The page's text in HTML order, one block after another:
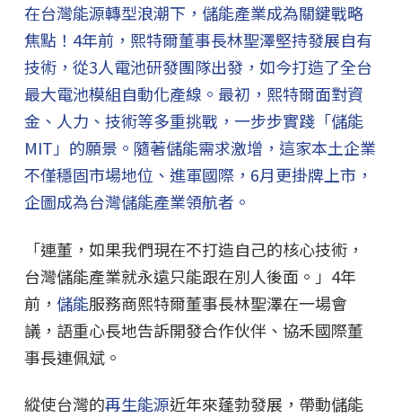
在台灣能源轉型浪潮下，儲能產業成為關鍵戰略
焦點！4年前，熙特爾董事長林聖澤堅持發展自有
技術，從3人電池研發團隊出發，如今打造了全台
最大電池模組自動化產線。最初，熙特爾面對資
金、人力、技術等多重挑戰，一步步實踐「儲能
MIT」的願景。隨著儲能需求激增，這家本土企業
不僅穩固市場地位、進軍國際，6月更掛牌上市，
企圖成為台灣儲能產業領航者。
「連董，如果我們現在不打造自己的核心技術，
台灣儲能產業就永遠只能跟在別人後面。」4年
前， 儲能服務商熙特爾董事長林聖澤在一場會
議，語重心長地告訴開發合作伙伴、協禾國際董
事長連佩斌。
縱使台灣的再生能源近年來蓬勃發展，帶動儲能